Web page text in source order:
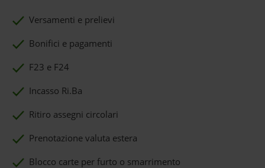
Versamenti e prelievi
Bonifici e pagamenti
F23 e F24
Incasso Ri.Ba
Ritiro assegni circolari
Prenotazione valuta estera
Blocco carte per furto o smarrimento